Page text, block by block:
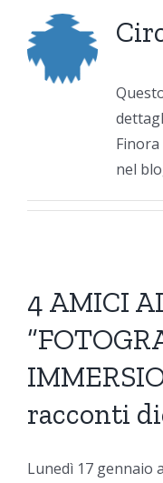
nel
4 AMICI
racconti
Lunedì 17 gennaio